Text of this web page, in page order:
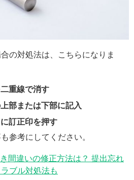
の対処法は、こちらになりま
重線で消す
部または下部に記入
訂正印を押す
参考にしてください。
間違いの修正方法は？ 提出忘れ
ブル対処法も